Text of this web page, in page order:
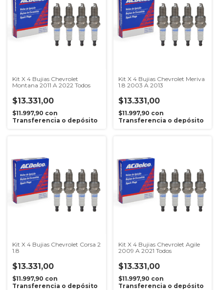
Kit X 4 Bujias Chevrolet
Montana 2011 A 2022 Todos
$13.331,00
$11.997,90 con
Transferencia o depósito
Kit X 4 Bujias Chevrolet Meriva
1.8 2003 A 2013
$13.331,00
$11.997,90 con
Transferencia o depósito
Kit X 4 Bujias Chevrolet Corsa 2
1.8
$13.331,00
$11.997,90 con
Transferencia o depósito
Kit X 4 Bujias Chevrolet Agile
2009 A 2021 Todos
$13.331,00
$11.997,90 con
Transferencia o depósito